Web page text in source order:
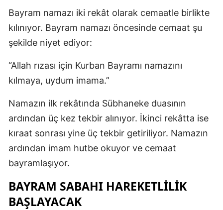
Bayram namazı iki rekât olarak cemaatle birlikte
kılınıyor. Bayram namazı öncesinde cemaat şu
şekilde niyet ediyor:
“Allah rızası için Kurban Bayramı namazını
kılmaya, uydum imama.”
Namazın ilk rekâtında Sübhaneke duasının
ardından üç kez tekbir alınıyor. İkinci rekâtta ise
kıraat sonrası yine üç tekbir getiriliyor. Namazın
ardından imam hutbe okuyor ve cemaat
bayramlaşıyor.
BAYRAM SABAHI HAREKETLILIK
BAŞLAYACAK